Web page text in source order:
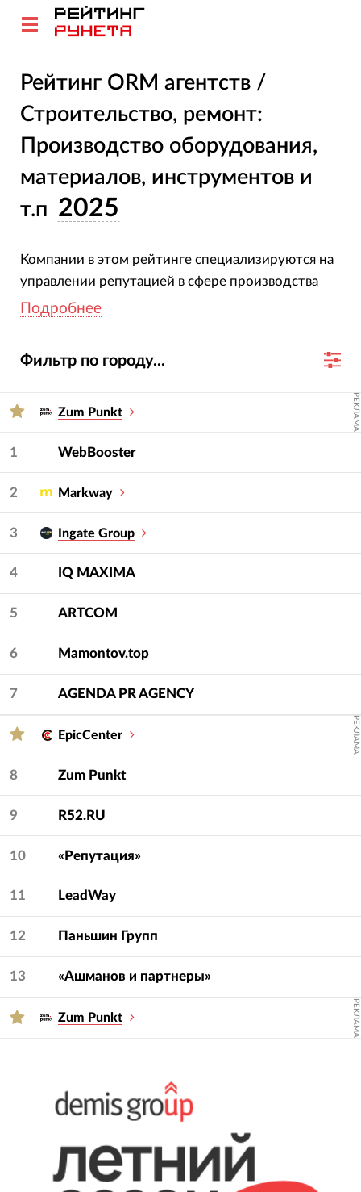
Рейтинг ORM агентств /
Строительство, ремонт:
Производство оборудования,
материалов, инструментов и
т.п 2025
Компании в этом рейтинге специализируются на
управлении репутацией в сфере производства
строительных товаров. Все участники
их проектов, услуг, отраслевой экспертизы и
— услугу и сферу.
Подробнее
Фильтр по городу...
Zum Punkt РЕКЛАМА
1 WebBooster
2 Markway
3 Ingate Group
4 IQ МAXIMA
5 ARTCOM
6 Mamontov.top
7 AGENDA PR AGENCY
EpicCenter РЕКЛАМА
8 Zum Punkt
9 R52.RU
10 «Репутация»
11 LeadWay
12 Паньшин Групп
13 «Ашманов и партнеры»
Zum Punkt РЕКЛАМА